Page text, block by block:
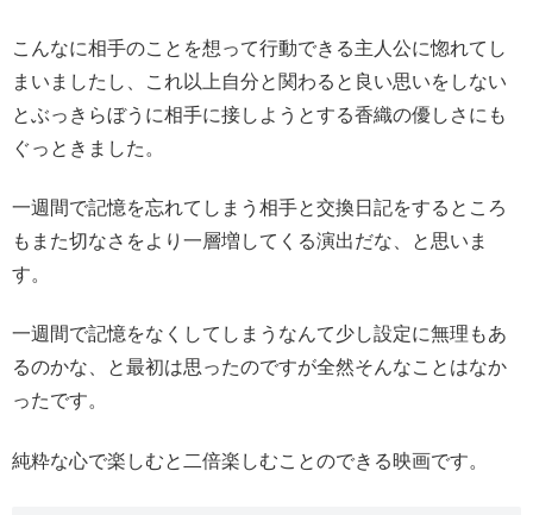
こんなに相手のことを想って行動できる主人公に惚れてし
まいましたし、これ以上自分と関わると良い思いをしない
とぶっきらぼうに相手に接しようとする香織の優しさにも
ぐっときました。
一週間で記憶を忘れてしまう相手と交換日記をするところ
もまた切なさをより一層増してくる演出だな、と思いま
す。
一週間で記憶をなくしてしまうなんて少し設定に無理もあ
るのかな、と最初は思ったのですが全然そんなことはなか
ったです。
純粋な心で楽しむと二倍楽しむことのできる映画です。